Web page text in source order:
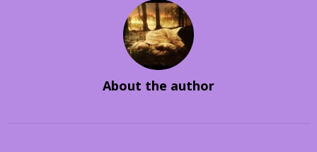
About the author